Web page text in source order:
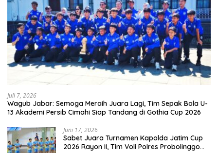
Juli 7, 2026
Wagub Jabar: Semoga Meraih Juara Lagi, Tim Sepak Bola U-
13 Akademi Persib Cimahi Siap Tandang di Gothia Cup 2026
Juni 17, 2026
Sabet Juara Turnamen Kapolda Jatim Cup
2026 Rayon II, Tim Voli Polres Probolinggo